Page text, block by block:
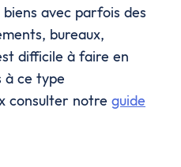
avec parfois des
bureaux,
difficile à faire en
à ce type
consulter notre guide